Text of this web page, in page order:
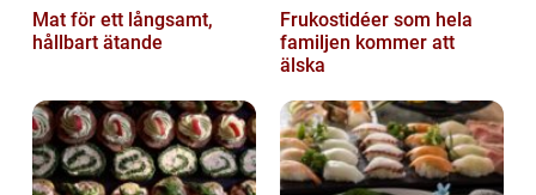
Mat för ett långsamt,
hållbart ätande
Frukostidéer som hela
familjen kommer att
älska